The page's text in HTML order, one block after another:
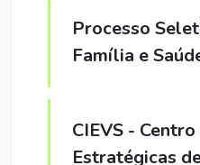
Processo
Família e
CIEVS -
Estratégicas